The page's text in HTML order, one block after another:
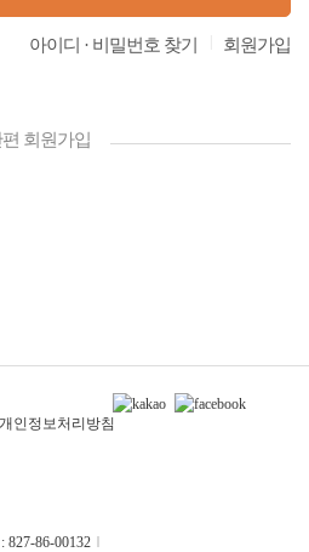
회원가입
아이디 · 비밀번호 찾기
편 회원가입
개인정보처리방침
827-86-00132 |